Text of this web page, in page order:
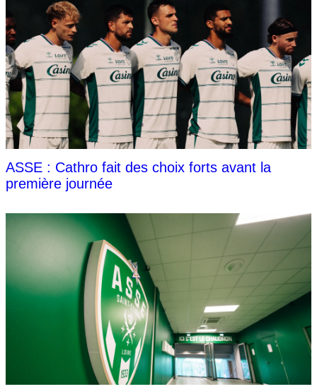
ASSE : Cathro fait des choix forts avant la
première journée